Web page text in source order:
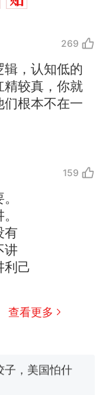
269
，认知低的
精较真，你就
根本不在一
159
有
讲
利己
查看更多
小炒肉大王”称
出？中国烹饪